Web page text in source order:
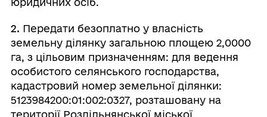
2. Передати безоплатно у власність
земельну ділянку загальною площею 2,0000
га, з цільовим призначенням: для ведення
особистого селянського господарства,
кадастровий номер земельної ділянки:
5123984200:01:002:0327, розташовану на
території Роздільнянської міської